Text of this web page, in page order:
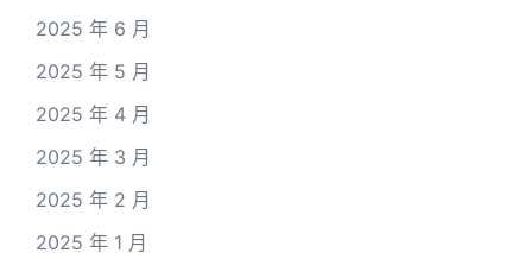
2025 年 6 月
2025 年 5 月
2025 年 4 月
2025 年 3 月
2025 年 2 月
2025 年 1 月